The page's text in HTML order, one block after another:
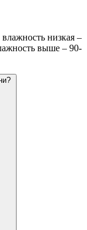
влажность низкая –
выше – 90-